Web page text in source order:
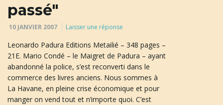
passé"
10 JANVIER 2007 Laisser une réponse
Leonardo Padura Editions Metailié – 348 pages –
21E. Mario Condé – le Maigret de Padura – ayant
abandonné la police, s’est reconverti dans le
commerce des livres anciens. Nous sommes à
La Havane, en pleine crise économique et pour
manger on vend tout et n’importe quoi. C’est